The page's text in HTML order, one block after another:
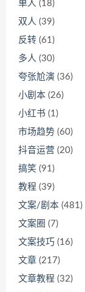
单人 (18)
双人 (39)
反转 (61)
多人 (30)
夸张尬演 (36)
小剧本 (26)
小红书 (1)
市场趋势 (60)
抖音运营 (20)
搞笑 (91)
教程 (39)
文案/剧本 (481)
文案圈 (7)
文案技巧 (16)
文章 (217)
文章教程 (32)